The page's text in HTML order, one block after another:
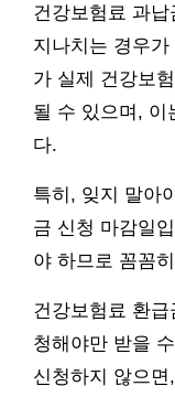
건강보험료 과
지나치는 경우
가 실제 건강보
될 수 있으며, 이
다.
특히, 잊지 말아
금 신청 마감일
야 하므로 꼼꼼
건강보험료 환
청해야만 받을
신청하지 않으